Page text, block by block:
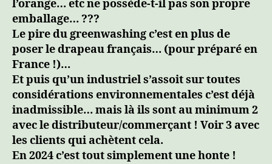
l’orange… etc ne possède-t-il pas son propre
emballage… ???
Le pire du greenwashing c’est en plus de
poser le drapeau français… (pour préparé en
France !)…
Et puis qu’un industriel s’assoit sur toutes
considérations environnementales c’est déjà
inadmissible… mais là ils sont au minimum 2
avec le distributeur/commerçant ! Voir 3 avec
les clients qui achètent cela.
En 2024 c’est tout simplement une honte !